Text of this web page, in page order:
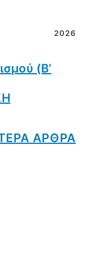
2026
(Β’
ΑΡΘΡΑ